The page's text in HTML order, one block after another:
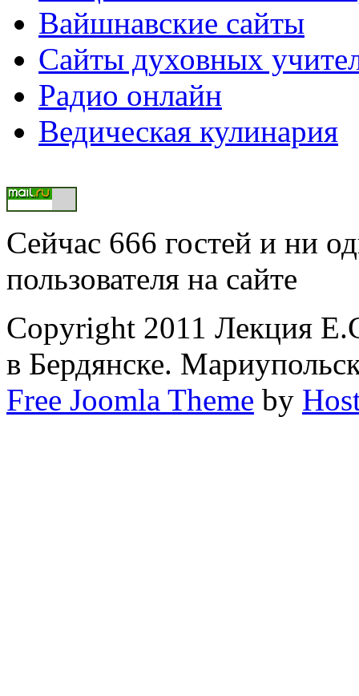
Вайшнавские сайты
Сайты духовных
Радио онлайн
Ведическая кулинария
Сейчас 666 гостей и ни
пользователя на сайте
Copyright 2011 Лекция
в Бердянске.
Free Joomla Theme by